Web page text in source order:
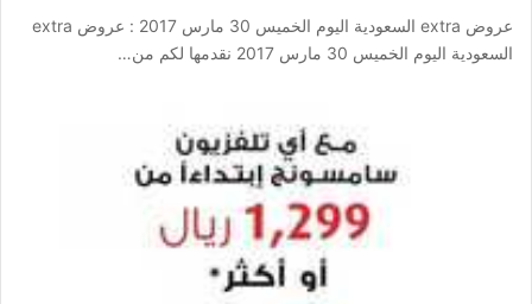
عروض extra السعودية اليوم الخميس 30 مارس 2017 : عروض extra
السعودية اليوم الخميس 30 مارس 2017 نقدمها لكم من…